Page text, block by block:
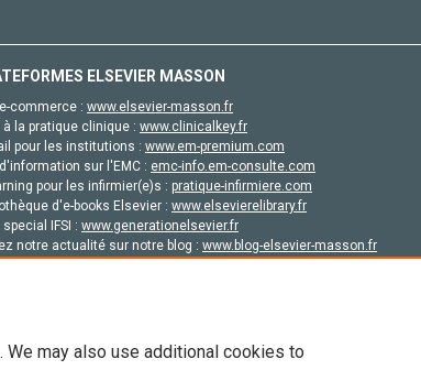
ELSEVIER MASSON
commerce : www.elsevier-masson.fr
à la pratique clinique : www.clinicalkey.fr
pour les institutions : www.em-premium.com
sur l'EMC : emc-info.em-consulte.com
pour les infirmier(e)s : pratique-infirmiere.com
d'e-books Elsevier : www.elsevierelibrary.fr
special IFSI : www.generationelsevier.fr
notre actualité sur notre blog : www.blog-elsevier-masson.fr
may also use additional cookies to